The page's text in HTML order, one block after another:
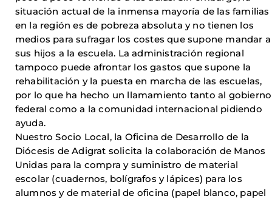
situación actual de la inmensa mayoría de las familias
en la región es de pobreza absoluta y no tienen los
medios para sufragar los costes que supone mandar a
sus hijos a la escuela. La administración regional
tampoco puede afrontar los gastos que supone la
rehabilitación y la puesta en marcha de las escuelas,
por lo que ha hecho un llamamiento tanto al gobierno
federal como a la comunidad internacional pidiendo
ayuda.
Nuestro Socio Local, la Oficina de Desarrollo de la
Diócesis de Adigrat solicita la colaboración de Manos
Unidas para la compra y suministro de material
escolar (cuadernos, bolígrafos y lápices) para los
alumnos y de material de oficina (papel blanco, papel